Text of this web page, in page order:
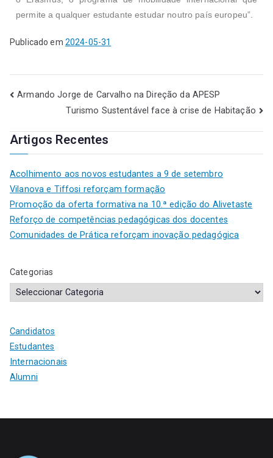
permite a qualquer estudante estudar noutro país europeu”.
Publicado em 2024-05-31
Armando Jorge de Carvalho na Direção da APESP
Turismo Sustentável face à crise de Habitação
Artigos Recentes
Acolhimento aos novos estudantes a 9 de setembro
Vilanova e Tiffosi reforçam formação
Promoção da oferta formativa na 10.ª edição do Alivetaste
Reforço de competências pedagógicas dos docentes
Comunidades de Prática reforçam inovação pedagógica
Categorias
Candidatos
Estudantes
Internacionais
Alumni